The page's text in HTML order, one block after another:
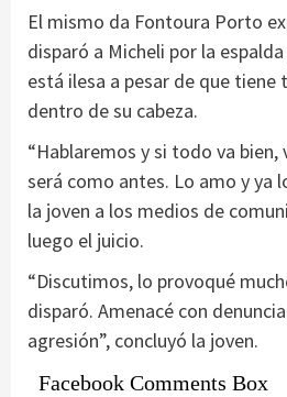
El mismo da Fontoura Porto
disparó a Micheli por la
está ilesa a pesar de que tiene
dentro de su cabeza.
“Hablaremos y si todo va
será como antes. Lo amo y ya
la joven a los medios de
luego el juicio.
“Discutimos, lo provoqué
disparó. Amenacé con
agresión”, concluyó la joven.
Facebook Comments Box